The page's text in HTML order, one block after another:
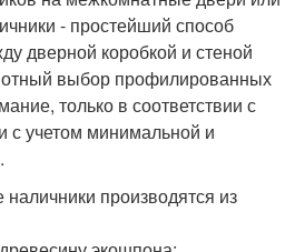
- простейший способ
дверной коробкой и стеной
выбор профилированных
только в соответствии с
с учетом минимальной и
производятся из